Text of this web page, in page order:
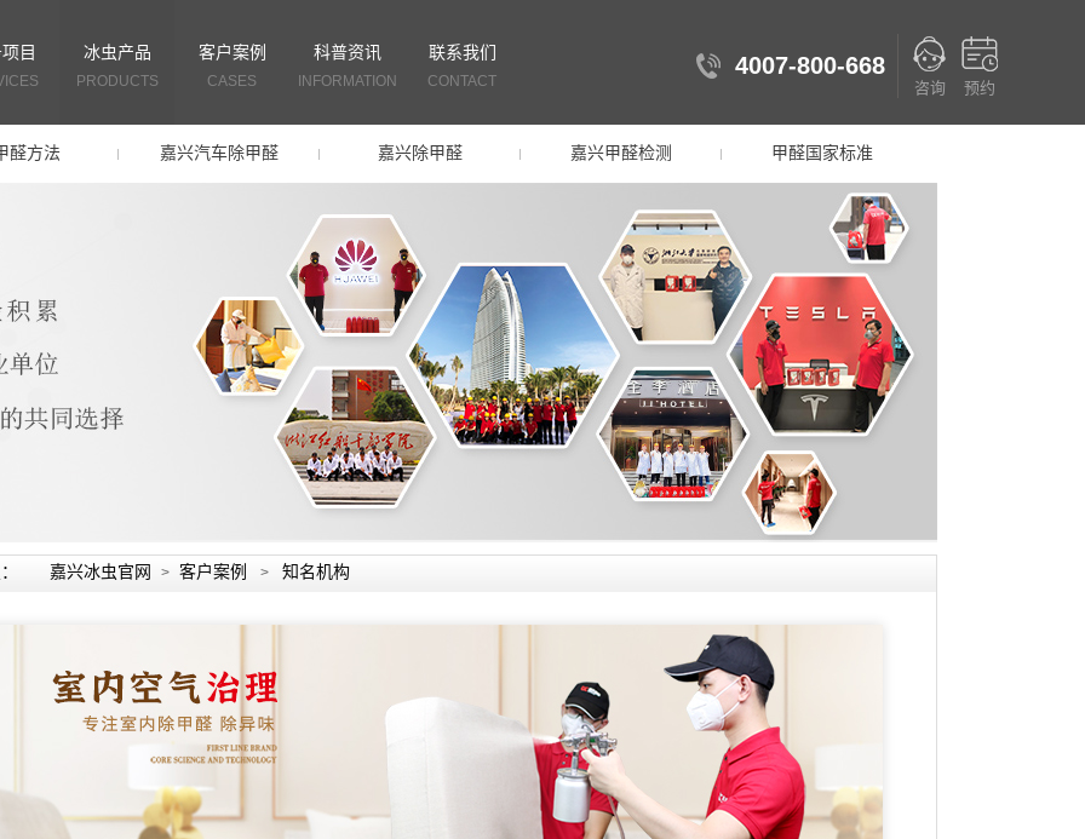
目 冰虫产品
PRODUCTS
客户案例
CASES
科普资讯
INFORMATION
联系我们
CONTACT
4007-800-668
咨询 预约
醛方法 嘉兴汽车除甲醛 嘉兴除甲醛 嘉兴甲醛检测 甲醛国家标准
嘉兴冰虫官网 > 客户案例 > 知名机构